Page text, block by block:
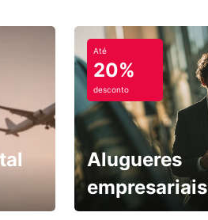
Até
20%
desconto
Alugueres
empresariais